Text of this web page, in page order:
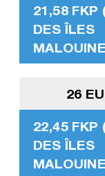
21,58 FKP
DES ÎLES
26
22,45 FKP
DES ÎLES